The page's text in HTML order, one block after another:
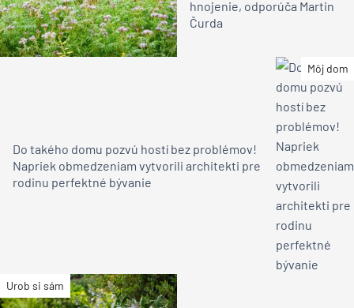
hnojenie, odporúča Martin
Čurda
Môj dom
Do takého domu pozvú hostí bez problémov!
Napriek obmedzeniam vytvorili architekti pre
rodinu perfektné bývanie
Urob si sám